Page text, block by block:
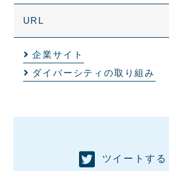
URL
企業サイト
ダイバーシティの取り組み
ツイートする